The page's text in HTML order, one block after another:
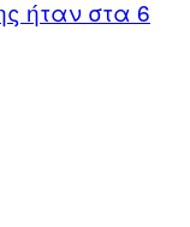
ήταν στα 6